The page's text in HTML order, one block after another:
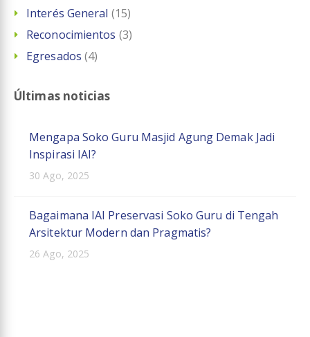
Interés General (15)
Reconocimientos (3)
Egresados (4)
Últimas noticias
Mengapa Soko Guru Masjid Agung Demak Jadi
Inspirasi IAI?
30 Ago, 2025
Bagaimana IAI Preservasi Soko Guru di Tengah
Arsitektur Modern dan Pragmatis?
26 Ago, 2025